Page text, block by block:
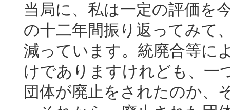
当局に、私は一定の評価を
の十二年間振り返ってみて
減っています。統廃合等に
けでありますけれども、一
団体が廃止をされたのか、